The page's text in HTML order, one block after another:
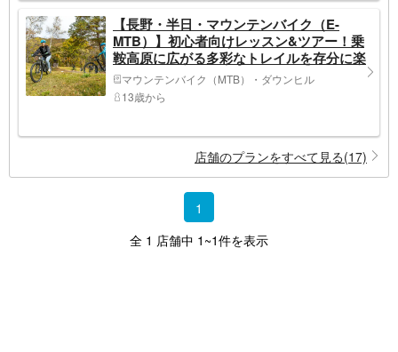
【長野・半日・マウンテンバイク（E-
MTB）】初心者向けレッスン&ツアー！乗
鞍高原に広がる多彩なトレイルを存分に楽
しもう！
マウンテンバイク（MTB）・ダウンヒル
13歳から
店舗のプランをすべて見る(17)
1
全 1 店舗中 1~1件を表示